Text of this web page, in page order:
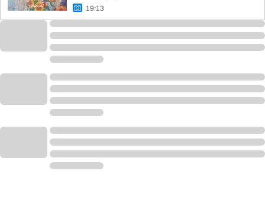
19:13